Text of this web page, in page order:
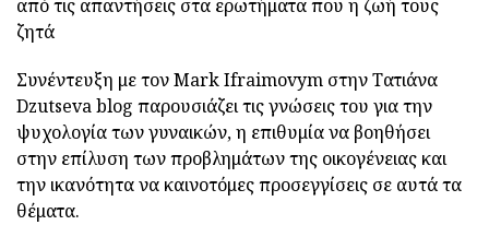
από τις απαντήσεις στα ερωτήματα που η ζωή τους
ζητά
Συνέντευξη με τον Mark Ifraimovym στην Τατιάνα
Dzutseva blog παρουσιάζει τις γνώσεις του για την
ψυχολογία των γυναικών, η επιθυμία να βοηθήσει
στην επίλυση των προβλημάτων της οικογένειας και
την ικανότητα να καινοτόμες προσεγγίσεις σε αυτά τα
θέματα.